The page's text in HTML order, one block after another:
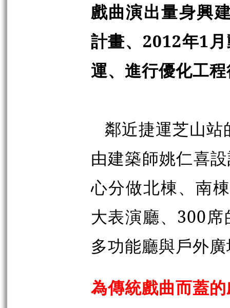
戲曲演出量身興
計畫、2012年1
運、進行優化工
鄰近捷運芝山
由建築師姚仁喜
心分做北棟、南
大表演廳、300
多功能廳與戶外
為傳統戲曲而蓋